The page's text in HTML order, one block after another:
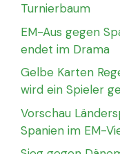
Turnierbaum
EM-Aus gegen
endet im Drama
Gelbe Karten
wird ein Spieler
Vorschau
Spanien im EM-